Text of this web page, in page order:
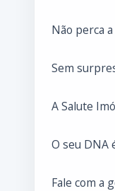
Não perca
Sem
A Salute
O seu DNA
Fale com a